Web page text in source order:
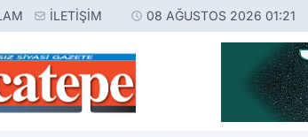
İLETIŞIM 08 AĞUSTOS 2026 01:21